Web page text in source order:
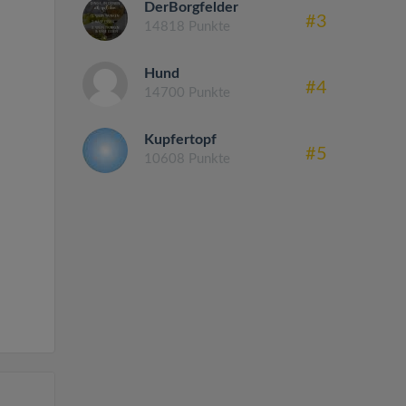
DerBorgfelder
14818 Punkte #3
Hund
14700 Punkte #4
Kupfertopf
10608 Punkte #5